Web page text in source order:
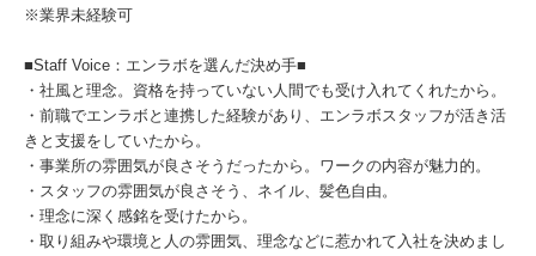
※業界未経験可
■Staff Voice：エンラボを選んだ決め手■
・社風と理念。資格を持っていない人間でも受け入れてくれたから。
・前職でエンラボと連携した経験があり、エンラボスタッフが活き活
きと支援をしていたから。
・事業所の雰囲気が良さそうだったから。ワークの内容が魅力的。
・スタッフの雰囲気が良さそう、ネイル、髪色自由。
・理念に深く感銘を受けたから。
・取り組みや環境と人の雰囲気、理念などに惹かれて入社を決めまし